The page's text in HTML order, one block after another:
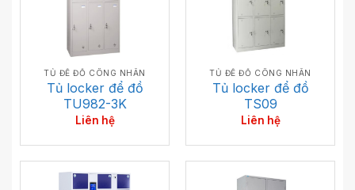
TỦ ĐỂ ĐỒ CÔNG NHÂN
Tủ locker để đồ
TU982-3K
Liên hệ
TỦ ĐỂ ĐỒ CÔNG NHÂN
Tủ locker để đồ
TS09
Liên hệ